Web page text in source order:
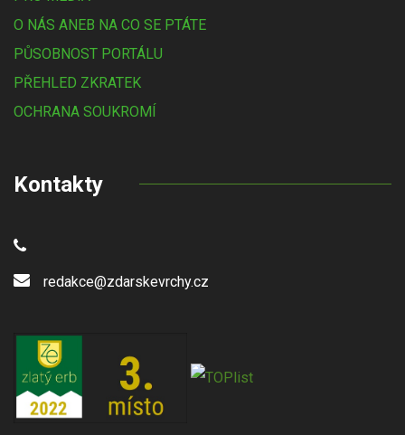
O NÁS ANEB NA CO SE PTÁTE
PŮSOBNOST PORTÁLU
PŘEHLED ZKRATEK
OCHRANA SOUKROMÍ
Kontakty
redakce@zdarskevrchy.cz